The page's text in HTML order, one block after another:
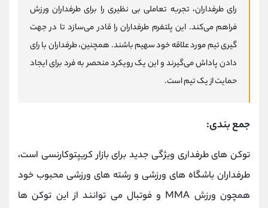
رای طرفداران، تجربه تعاملی بی نظیری را برای طرفداران ورزش
فراهم می‌کند. این پلتفرم طرفداران را قادر می‌سازد تا در جهت
گیری تیم مورد علاقه خود سهیم باشند. همچنین، طرفداران با رای
دادن پاداش می‌گیرند و این یک رویکرد منحصر به فرد برای ایجاد
حمایت از یک تیم است.
جمع بندی:
توکن های طرفداری ویژگی جدید برای بازار کریپتوکارنسی است،
طرفداران باشگاه های ورزشی و رشته های ورزشی محبوب خود
همچون ورزش MMA و فوتبال می توانند از این توکن ها